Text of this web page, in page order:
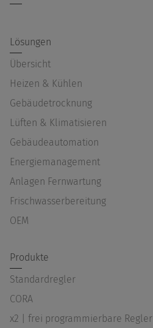
Lösungen
Übersicht
Heizen & Kühlen
Gebäudetrocknung
Lüften & Klimatisieren
Gebäudeautomation
Energiemanagement
Anlagen Fernwartung
Frischwasserbereitung
OEM
Produkte
Standardregler
CORA
x2 | frei programmierbare Regler